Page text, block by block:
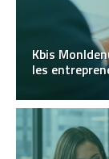
Kbis
les